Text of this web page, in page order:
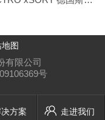
图
有限公司
号
方案 走进我们